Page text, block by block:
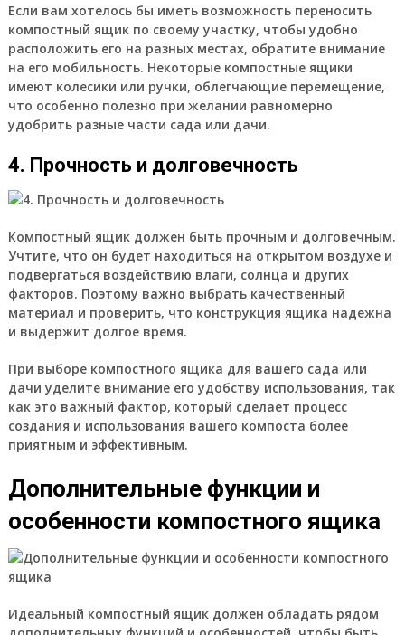
Если вам хотелось бы иметь возможность переносить
компостный ящик по своему участку, чтобы удобно
расположить его на разных местах, обратите внимание
на его мобильность. Некоторые компостные ящики
имеют колесики или ручки, облегчающие перемещение,
что особенно полезно при желании равномерно
удобрить разные части сада или дачи.
4. Прочность и долговечность
Компостный ящик должен быть прочным и долговечным.
Учтите, что он будет находиться на открытом воздухе и
подвергаться воздействию влаги, солнца и других
факторов. Поэтому важно выбрать качественный
материал и проверить, что конструкция ящика надежна
и выдержит долгое время.
При выборе компостного ящика для вашего сада или
дачи уделите внимание его удобству использования, так
как это важный фактор, который сделает процесс
создания и использования вашего компоста более
приятным и эффективным.
Дополнительные функции и
особенности компостного ящика
Идеальный компостный ящик должен обладать рядом